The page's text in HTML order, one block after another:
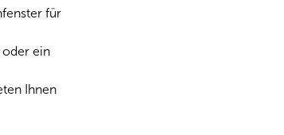
für
oder ein
Ihnen